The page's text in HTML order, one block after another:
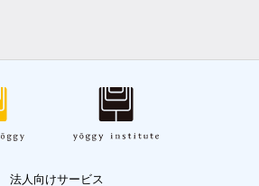
法人向けサービス